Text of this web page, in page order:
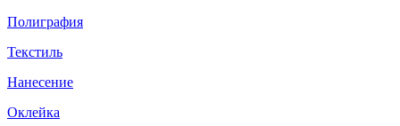
Полиграфия
Текстиль
Нанесение
Оклейка